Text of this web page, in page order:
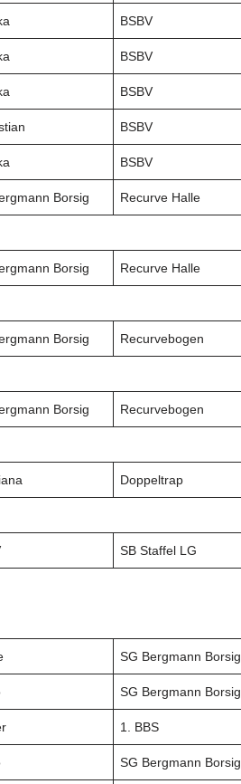
BSBV
BSBV
BSBV
BSBV
BSBV
Borsig Recurve Halle
Borsig Recurve Halle
Borsig Recurvebogen
Borsig Recurvebogen
Doppeltrap
SB Staffel LG
SG Bergmann Borsig
SG Bergmann Borsig
1. BBS
SG Bergmann Borsig